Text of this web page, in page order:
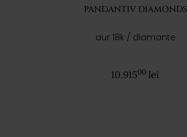
PANDANTIV DIAMONDS
aur 18k / diamante
10.91500 lei